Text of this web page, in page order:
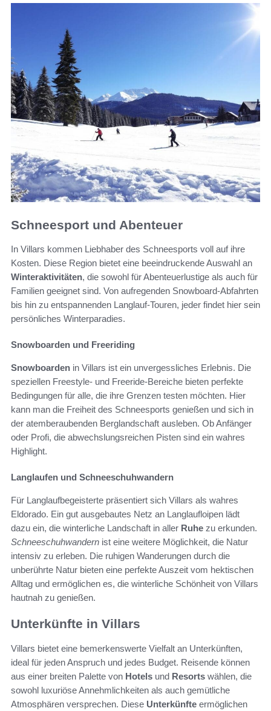
Schneesport und Abenteuer
In Villars kommen Liebhaber des Schneesports voll auf ihre
Kosten. Diese Region bietet eine beeindruckende Auswahl an
Winteraktivitäten, die sowohl für Abenteuerlustige als auch für
Familien geeignet sind. Von aufregenden Snowboard-Abfahrten
bis hin zu entspannenden Langlauf-Touren, jeder findet hier sein
persönliches Winterparadies.
Snowboarden und Freeriding
Snowboarden in Villars ist ein unvergessliches Erlebnis. Die
speziellen Freestyle- und Freeride-Bereiche bieten perfekte
Bedingungen für alle, die ihre Grenzen testen möchten. Hier
kann man die Freiheit des Schneesports genießen und sich in
der atemberaubenden Berglandschaft ausleben. Ob Anfänger
oder Profi, die abwechslungsreichen Pisten sind ein wahres
Highlight.
Langlaufen und Schneeschuhwandern
Für Langlaufbegeisterte präsentiert sich Villars als wahres
Eldorado. Ein gut ausgebautes Netz an Langlaufloipen lädt
dazu ein, die winterliche Landschaft in aller Ruhe zu erkunden.
Schneeschuhwandern ist eine weitere Möglichkeit, die Natur
intensiv zu erleben. Die ruhigen Wanderungen durch die
unberührte Natur bieten eine perfekte Auszeit vom hektischen
Alltag und ermöglichen es, die winterliche Schönheit von Villars
hautnah zu genießen.
Unterkünfte in Villars
Villars bietet eine bemerkenswerte Vielfalt an Unterkünften,
ideal für jeden Anspruch und jedes Budget. Reisende können
aus einer breiten Palette von Hotels und Resorts wählen, die
sowohl luxuriöse Annehmlichkeiten als auch gemütliche
Atmosphären versprechen. Diese Unterkünfte ermöglichen